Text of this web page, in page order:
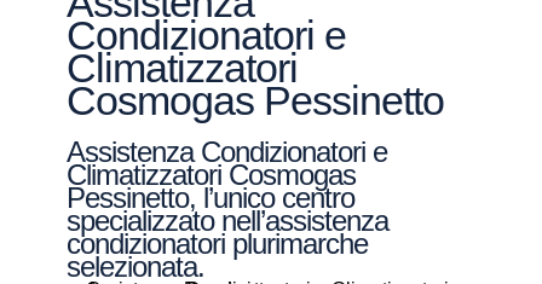
Condizionatori e
Climatizzatori
Cosmogas Pessinetto
Assistenza Condizionatori e
Climatizzatori Cosmogas
Pessinetto, l’unico centro
specializzato nell’assistenza
condizionatori plurimarche
selezionata.